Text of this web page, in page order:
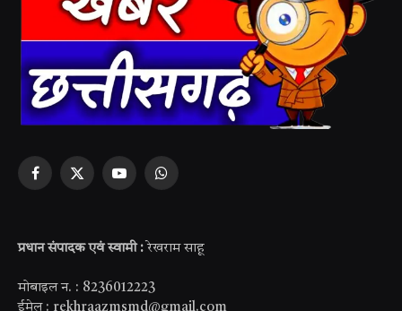
Facebook
X
YouTubeWhatsApp
प्रधान संपादक एवं स्वामी : रेखराम साहू
मोबाइल न. : 8236012223
ईमेल : rekhraazmsmd@gmail.com